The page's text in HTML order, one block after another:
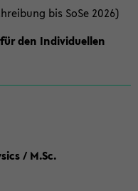
bis SoSe 2026)
den Individuellen
/ M.Sc.